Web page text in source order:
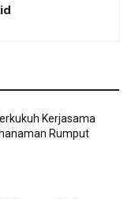
Kerjasama
Rumput